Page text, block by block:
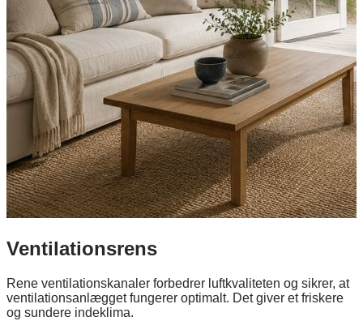
Ventilationsrens
Rene ventilationskanaler forbedrer luftkvaliteten og sikrer, at
ventilationsanlægget fungerer optimalt. Det giver et friskere
og sundere indeklima.